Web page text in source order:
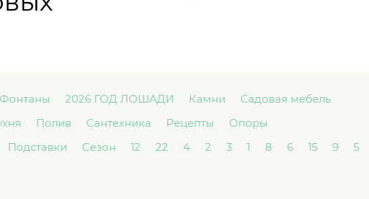
Фонтаны 2026 ГОД ЛОШАДИ Камни
Садовая мебель
Полив Сантехника Рецепты
Опоры
Подставки Сезон 12 22 4 2 3 1 8 6 15 9
5